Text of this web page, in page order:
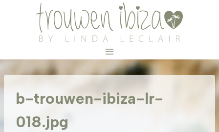
b-trouwen-ibiza-lr-
018.jpg